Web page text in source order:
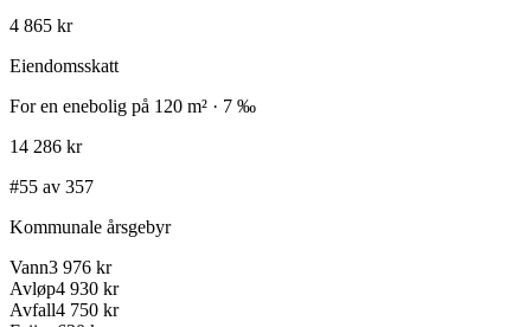
4 865 kr
Eiendomsskatt
For en enebolig på 120 m² · 7 ‰
14 286 kr
#55 av 357
Kommunale årsgebyr
Vann3 976 kr
Avløp4 930 kr
Avfall4 750 kr